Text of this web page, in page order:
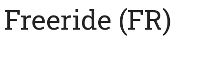
Freeride (FR)